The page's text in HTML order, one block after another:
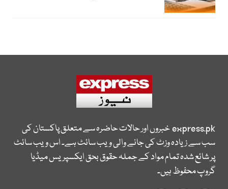
express.pkخبروں اور حالات حاضرہ سے متعلق پاکستان کی
سب سے زیادہ وزٹ کی جانے والی ویب سائٹ ہے۔ اس ویب سائٹ
پر شائع شدہ تمام مواد کے جملہ حقوق بحق ایکسپریس میڈیا
گروپ محفوظ ہیں۔